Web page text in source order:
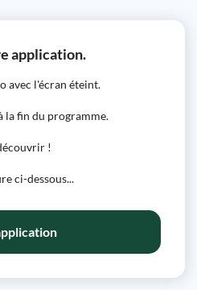
application.
avec l'écran éteint.
la fin du programme.
!
ci-dessous...